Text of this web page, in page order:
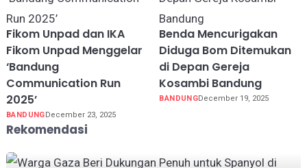
Fikom Unpad dan IKA
Fikom Unpad Menggelar
‘Bandung
Communication Run
2025’
BANDUNG December 23, 2025
Benda Mencurigakan
Diduga Bom Ditemukan
di Depan Gereja
Kosambi Bandung
BANDUNGDecember 19, 2025
Rekomendasi